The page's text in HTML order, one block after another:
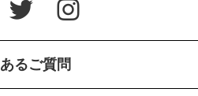
るご質問